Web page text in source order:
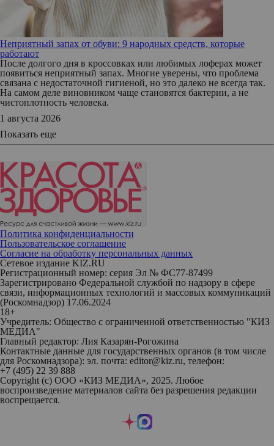
Неприятный запах от обуви: 9 народных средств, которые
работают
После долгого дня в кроссовках или любимых лоферах может
появиться неприятный запах. Многие уверены, что проблема
связана с недостаточной гигиеной, но это далеко не всегда так.
На самом деле виновником чаще становятся бактерии, а не
чистоплотность человека.
1 августа 2026
Показать еще
Политика конфиденциальности
Пользовательское соглашение
Согласие на обработку персональных данных
Сетевое издание KIZ.RU
Регистрационный номер: серия Эл № ФС77-87499
Зарегистрировано Федеральной службой по надзору в сфере
связи, информационных технологий и массовых коммуникаций
(Роскомнадзор) 17.06.2024
18+
Учредитель: Общество с ограниченной ответственностью "КИЗ
МЕДИА"
Главный редактор: Лия Казарян-Рогожина
Контактные данные для государственных органов (в том числе
для Роскомнадзора): эл. почта: editor@kiz.ru, телефон:
+7 (495) 22 39 888
Copyright (с) ООО «КИЗ МЕДИА», 2025. Любое
воспроизведение материалов сайта без разрешения редакции
воспрещается.